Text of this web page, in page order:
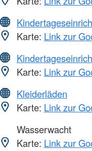
Karte: Link zur
Karte: Link zur
Kleiderläden
Karte: Link zur
Wasserwacht
Karte: Link zur